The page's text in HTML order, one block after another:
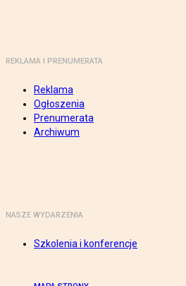
REKLAMA I PRENUMERATA
Reklama
Ogłoszenia
Prenumerata
Archiwum
NASZE WYDARZENIA
Szkolenia i konferencje